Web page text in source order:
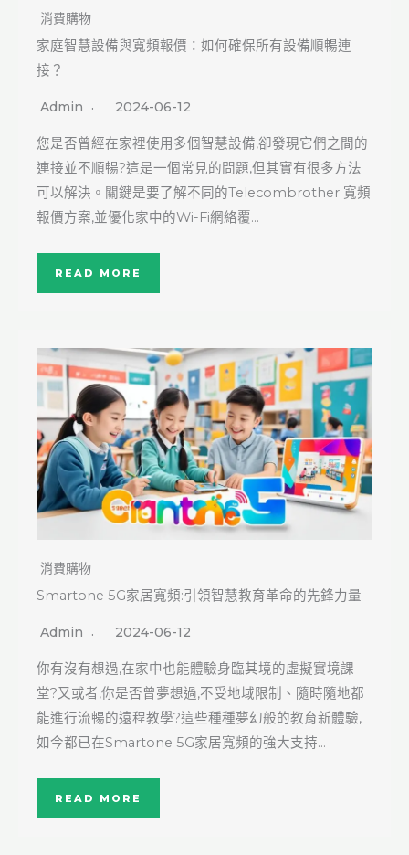
消費購物
家庭智慧設備與寬頻報價：如何確保所有設備順暢連
接？
Admin 2024-06-12
您是否曾經在家裡使用多個智慧設備,卻發現它們之間的
連接並不順暢?這是一個常見的問題,但其實有很多方法
可以解決。關鍵是要了解不同的Telecombrother 寬頻
報價方案,並優化家中的Wi-Fi網絡覆…
READ MORE
消費購物
Smartone 5G家居寬頻:引領智慧教育革命的先鋒力量
Admin 2024-06-12
你有沒有想過,在家中也能體驗身臨其境的虛擬實境課
堂?又或者,你是否曾夢想過,不受地域限制、隨時隨地都
能進行流暢的遠程教學?這些種種夢幻般的教育新體驗,
如今都已在Smartone 5G家居寬頻的強大支持…
READ MORE